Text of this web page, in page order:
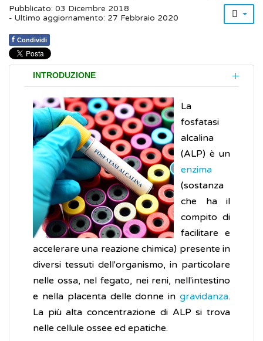
Pubblicato: 03 Dicembre 2018
- Ultimo aggiornamento: 27 Febbraio 2020
f Condividi
INTRODUZIONE
La
fosfatasi
alcalina
(ALP) è un
enzima
(sostanza
che ha il
compito di
facilitare e
accelerare una reazione chimica) presente in
diversi tessuti dell'organismo, in particolare
nelle ossa, nel fegato, nei reni, nell'intestino
e nella placenta delle donne in gravidanza.
La più alta concentrazione di ALP si trova
nelle cellule ossee ed epatiche.